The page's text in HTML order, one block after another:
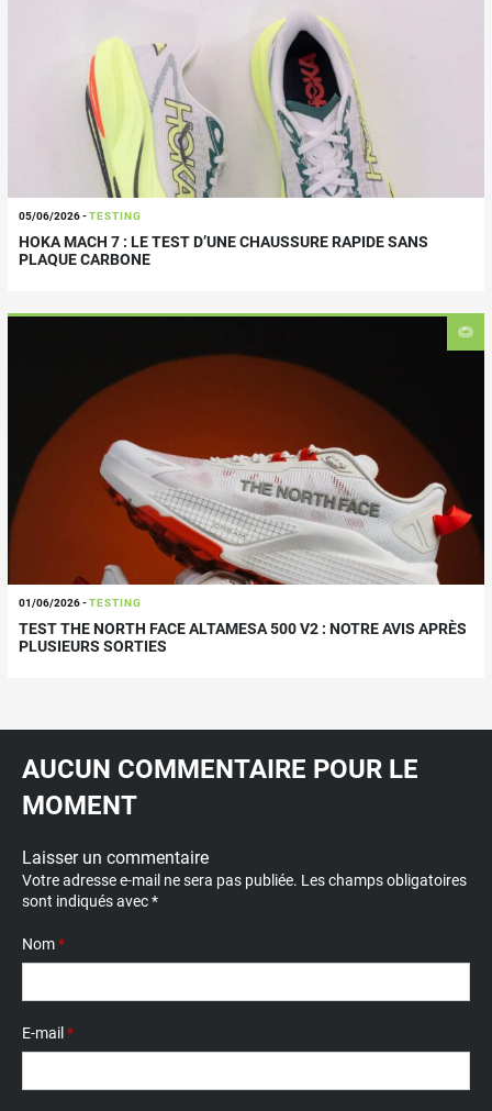
05/06/2026-TESTING
HOKA MACH 7 : LE TEST D’UNE CHAUSSURE RAPIDE SANS
PLAQUE CARBONE
01/06/2026-TESTING
TEST THE NORTH FACE ALTAMESA 500 V2 : NOTRE AVIS APRÈS
PLUSIEURS SORTIES
AUCUN COMMENTAIRE POUR LE
MOMENT
Laisser un commentaire
Votre adresse e-mail ne sera pas publiée. Les champs obligatoires
sont indiqués avec*
Nom*
E-mail *